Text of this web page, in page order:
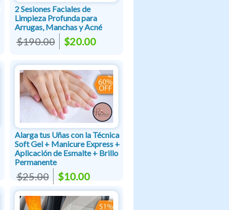
2 Sesiones Faciales de
Limpieza Profunda para
Arrugas, Manchas y Acné
$190.00 $20.00
Alarga tus Uñas con la Técnica
Soft Gel + Manicure Express +
Aplicación de Esmalte + Brillo
Permanente
$25.00 $10.00